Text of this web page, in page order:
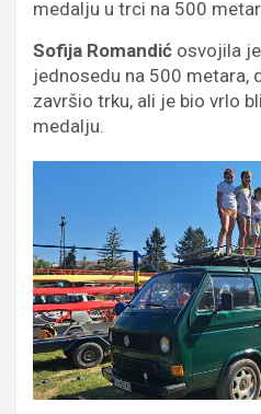
medalju u trci na 500
Sofija Romandić osvojila
jednosedu na 500 metara,
završio trku, ali je bio vrlo
medalju.